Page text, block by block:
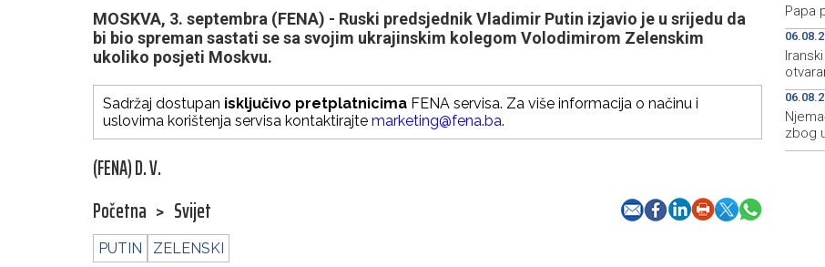
MOSKVA, 3. septembra (FENA) - Ruski predsjednik Vladimir Putin izjavio je u srijedu da
bi bio spreman sastati se sa svojim ukrajinskim kolegom Volodimirom Zelenskim
ukoliko posjeti Moskvu.
Sadržaj dostupan isključivo pretplatnicima FENA servisa. Za više informacija o načinu i
uslovima korištenja servisa kontaktirajte marketing@fena.ba.
(FENA) D. V.
Početna > Svijet
PUTIN ZELENSKI
Papa
zbog